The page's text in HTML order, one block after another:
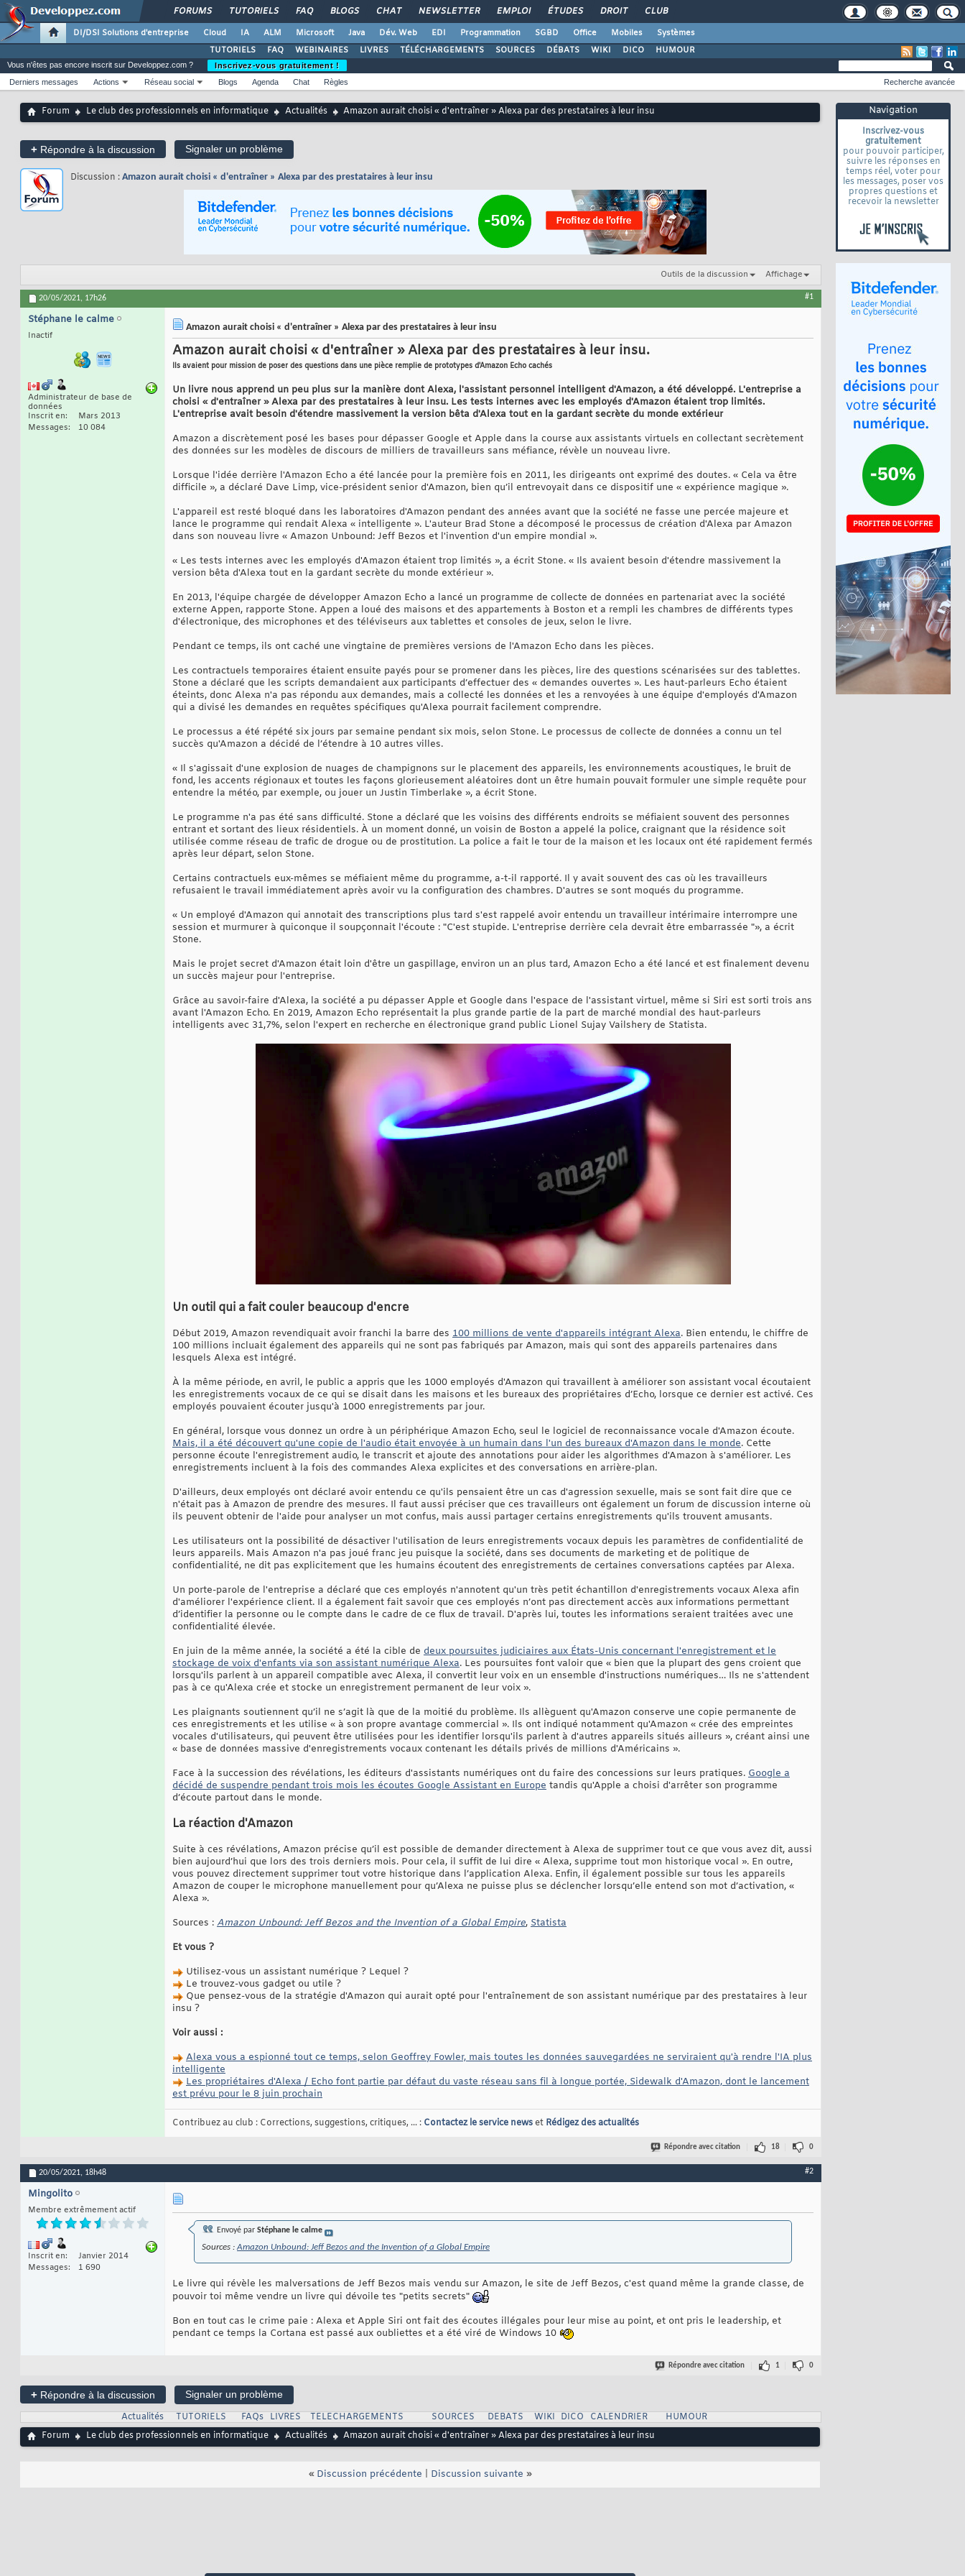
FORUMS TUTORIELS FAQ BLOGS CHAT NEWSLETTER EMPLOI ÉTUDES DROIT CLUB
DI/DSI Solutions d'entreprise Cloud IA ALM Microsoft Java Dév. Web EDI Programmation SGBD Office Mobiles
Systèmes
TUTORIELS
FAQ WEBINAIRES LIVRES TÉLÉCHARGEMENTS SOURCES DÉBATS WIKI DICO HUMOUR
Navigation
Inscrivez-vous
gratuitement
pour pouvoir participer,
suivre les réponses en
temps réel, voter pour
les messages, poser vos
propres questions et
recevoir la newsletter
Vous n'êtes pas encore inscrit sur Developpez.com ?
Inscrivez-vous gratuitement !
Derniers messages
Actions Réseau social Blogs Agenda Chat Règles Recherche avancée
Forum Le club des professionnels en informatique Actualités Amazon aurait choisi « d'entraîner » Alexa par des prestataires à leur insu
+ Répondre à la discussion Signaler un problème
Discussion : Amazon aurait choisi « d'entraîner » Alexa par des prestataires à leur insu
Outils de la discussion Affichage
20/05/2021, 17h26 #1
Stéphane le calme
Inactif
Administrateur de base de
données
Inscrit en
Mars 2013
Messages
10 084
Amazon aurait choisi « d'entraîner » Alexa par des prestataires à leur insu
Amazon aurait choisi « d'entraîner » Alexa par des prestataires à leur insu.
Ils avaient pour mission de poser des questions dans une pièce remplie de prototypes d'Amazon Echo cachés
Un livre nous apprend un peu plus sur la manière dont Alexa, l'assistant personnel intelligent d'Amazon, a été développé. L'entreprise a
choisi « d'entraîner » Alexa par des prestataires à leur insu. Les tests internes avec les employés d'Amazon étaient trop limités.
L'entreprise avait besoin d'étendre massivement la version bêta d'Alexa tout en la gardant secrète du monde extérieur
Amazon a discrètement posé les bases pour dépasser Google et Apple dans la course aux assistants virtuels en collectant secrètement
des données sur les modèles de discours de milliers de travailleurs sans méfiance, révèle un nouveau livre.
Lorsque l'idée derrière l'Amazon Echo a été lancée pour la première fois en 2011, les dirigeants ont exprimé des doutes. « Cela va être
difficile », a déclaré Dave Limp, vice-président senior d'Amazon, bien qu’il entrevoyait dans ce dispositif une « expérience magique ».
L'appareil est resté bloqué dans les laboratoires d'Amazon pendant des années avant que la société ne fasse une percée majeure et
lance le programme qui rendait Alexa « intelligente ». L'auteur Brad Stone a décomposé le processus de création d'Alexa par Amazon
dans son nouveau livre « Amazon Unbound: Jeff Bezos et l'invention d'un empire mondial ».
« Les tests internes avec les employés d'Amazon étaient trop limités », a écrit Stone. « Ils avaient besoin d'étendre massivement la
version bêta d'Alexa tout en la gardant secrète du monde extérieur ».
En 2013, l'équipe chargée de développer Amazon Echo a lancé un programme de collecte de données en partenariat avec la société
externe Appen, rapporte Stone. Appen a loué des maisons et des appartements à Boston et a rempli les chambres de différents types
d'électronique, des microphones et des téléviseurs aux tablettes et consoles de jeux, selon le livre.
Pendant ce temps, ils ont caché une vingtaine de premières versions de l'Amazon Echo dans les pièces.
Les contractuels temporaires étaient ensuite payés pour se promener dans les pièces, lire des questions scénarisées sur des tablettes.
Stone a déclaré que les scripts demandaient aux participants d’effectuer des « demandes ouvertes ». Les haut-parleurs Echo étaient
éteints, donc Alexa n'a pas répondu aux demandes, mais a collecté les données et les a renvoyées à une équipe d'employés d'Amazon
qui a divisé les demandes en requêtes spécifiques qu'Alexa pourrait facilement comprendre.
Le processus a été répété six jours par semaine pendant six mois, selon Stone. Le processus de collecte de données a connu un tel
succès qu'Amazon a décidé de l’étendre à 10 autres villes.
« Il s'agissait d'une explosion de nuages ​​de champignons sur le placement des appareils, les environnements acoustiques, le bruit de
fond, les accents régionaux et toutes les façons glorieusement aléatoires dont un être humain pouvait formuler une simple requête pour
entendre la météo, par exemple, ou jouer un Justin Timberlake », a écrit Stone.
Le programme n'a pas été sans difficulté. Stone a déclaré que les voisins des différents endroits se méfiaient souvent des personnes
entrant et sortant des lieux résidentiels. À un moment donné, un voisin de Boston a appelé la police, craignant que la résidence soit
utilisée comme réseau de trafic de drogue ou de prostitution. La police a fait le tour de la maison et les locaux ont été rapidement fermés
après leur départ, selon Stone.
Certains contractuels eux-mêmes se méfiaient même du programme, a-t-il rapporté. Il y avait souvent des cas où les travailleurs
refusaient le travail immédiatement après avoir vu la configuration des chambres. D'autres se sont moqués du programme.
« Un employé d'Amazon qui annotait des transcriptions plus tard s'est rappelé avoir entendu un travailleur intérimaire interrompre une
session et murmurer à quiconque il soupçonnait l'écoute : "C'est stupide. L'entreprise derrière cela devrait être embarrassée "», a écrit
Stone.
Mais le projet secret d'Amazon était loin d'être un gaspillage, environ un an plus tard, Amazon Echo a été lancé et est finalement devenu
un succès majeur pour l'entreprise.
Grâce au savoir-faire d'Alexa, la société a pu dépasser Apple et Google dans l'espace de l'assistant virtuel, même si Siri est sorti trois ans
avant l'Amazon Echo. En 2019, Amazon Echo représentait la plus grande partie de la part de marché mondial des haut-parleurs
intelligents avec 31,7%, selon l'expert en recherche en électronique grand public Lionel Sujay Vailshery de Statista.
Un outil qui a fait couler beaucoup d'encre
Début 2019, Amazon revendiquait avoir franchi la barre des 100 millions de vente d'appareils intégrant Alexa. Bien entendu, le chiffre de
100 millions incluait également des appareils qui ne sont pas fabriqués par Amazon, mais qui sont des appareils partenaires dans
lesquels Alexa est intégré.
À la même période, en avril, le public a appris que les 1000 employés d'Amazon qui travaillent à améliorer son assistant vocal écoutaient
les enregistrements vocaux de ce qui se disait dans les maisons et les bureaux des propriétaires d’Echo, lorsque ce dernier est activé. Ces
employés pouvaient écouter jusqu'à 1000 enregistrements par jour.
En général, lorsque vous donnez un ordre à un périphérique Amazon Echo, seul le logiciel de reconnaissance vocale d'Amazon écoute.
Mais, il a été découvert qu'une copie de l'audio était envoyée à un humain dans l'un des bureaux d'Amazon dans le monde. Cette
personne écoute l'enregistrement audio, le transcrit et ajoute des annotations pour aider les algorithmes d'Amazon à s'améliorer. Les
enregistrements incluent à la fois des commandes Alexa explicites et des conversations en arrière-plan.
D'ailleurs, deux employés ont déclaré avoir entendu ce qu'ils pensaient être un cas d'agression sexuelle, mais se sont fait dire que ce
n'était pas à Amazon de prendre des mesures. Il faut aussi préciser que ces travailleurs ont également un forum de discussion interne où
ils peuvent obtenir de l'aide pour analyser un mot confus, mais aussi partager certains enregistrements qu'ils trouvent amusants.
Les utilisateurs ont la possibilité de désactiver l'utilisation de leurs enregistrements vocaux depuis les paramètres de confidentialité de
leurs appareils. Mais Amazon n'a pas joué franc jeu puisque la société, dans ses documents de marketing et de politique de
confidentialité, ne dit pas explicitement que les humains écoutent des enregistrements de certaines conversations captées par Alexa.
Un porte-parole de l'entreprise a déclaré que ces employés n'annotent qu'un très petit échantillon d'enregistrements vocaux Alexa afin
d'améliorer l'expérience client. Il a également fait savoir que ces employés n’ont pas directement accès aux informations permettant
d’identifier la personne ou le compte dans le cadre de ce flux de travail. D'après lui, toutes les informations seraient traitées avec une
confidentialité élevée.
En juin de la même année, la société a été la cible de deux poursuites judiciaires aux États-Unis concernant l'enregistrement et le
stockage de voix d'enfants via son assistant numérique Alexa. Les poursuites font valoir que « bien que la plupart des gens croient que
lorsqu'ils parlent à un appareil compatible avec Alexa, il convertit leur voix en un ensemble d'instructions numériques… Ils ne s'attendent
pas à ce qu'Alexa crée et stocke un enregistrement permanent de leur voix ».
Les plaignants soutiennent qu’il ne s’agit là que de la moitié du problème. Ils allèguent qu'Amazon conserve une copie permanente de
ces enregistrements et les utilise « à son propre avantage commercial ». Ils ont indiqué notamment qu'Amazon « crée des empreintes
vocales d'utilisateurs, qui peuvent être utilisées pour les identifier lorsqu'ils parlent à d'autres appareils situés ailleurs », créant ainsi une
« base de données massive d'enregistrements vocaux contenant les détails privés de millions d'Américains ».
Face à la succession des révélations, les éditeurs d'assistants numériques ont du faire des concessions sur leurs pratiques. Google a
décidé de suspendre pendant trois mois les écoutes Google Assistant en Europe tandis qu'Apple a choisi d'arrêter son programme
d’écoute partout dans le monde.
La réaction d'Amazon
Suite à ces révélations, Amazon précise qu’il est possible de demander directement à Alexa de supprimer tout ce que vous avez dit, aussi
bien aujourd’hui que lors des trois derniers mois. Pour cela, il suffit de lui dire « Alexa, supprime tout mon historique vocal ». En outre,
vous pouvez directement supprimer tout votre historique dans l’application Alexa. Enfin, il également possible sur tous les appareils
Amazon de couper le microphone manuellement pour qu’Alexa ne puisse plus se déclencher lorsqu’elle entend son mot d’activation, «
Alexa ».
Sources : Amazon Unbound: Jeff Bezos and the Invention of a Global Empire, Statista
Et vous ?
Utilisez-vous un assistant numérique ? Lequel ?
Le trouvez-vous gadget ou utile ?
Que pensez-vous de la stratégie d'Amazon qui aurait opté pour l'entraînement de son assistant numérique par des prestataires à leur
insu ?
Voir aussi :
Alexa vous a espionné tout ce temps, selon Geoffrey Fowler, mais toutes les données sauvegardées ne serviraient qu'à rendre l'IA plus
intelligente
Les propriétaires d'Alexa / Echo font partie par défaut du vaste réseau sans fil à longue portée, Sidewalk d'Amazon, dont le lancement
est prévu pour le 8 juin prochain
Contribuez au club : Corrections, suggestions, critiques, ... : Contactez le service newset Rédigez des actualités
Répondre avec citation 18 0
20/05/2021, 18h48 #2
Mingolito
Membre extrêmement actif
Inscrit en
Janvier 2014
Messages
1 690
Envoyé par Stéphane le calme
Sources :Amazon Unbound: Jeff Bezos and the Invention of a Global Empire
Le livre qui révèle les malversations de Jeff Bezos mais vendu sur Amazon, le site de Jeff Bezos, c'est quand même la grande classe, de
pouvoir toi même vendre un livre qui dévoile tes "petits secrets"
Bon en tout cas le crime paie : Alexa et Apple Siri ont fait des écoutes illégales pour leur mise au point, et ont pris le leadership, et
pendant ce temps la Cortana est passé aux oubliettes et a été viré de Windows 10
Répondre avec citation 1 0
+ Répondre à la discussion
Signaler un problème
Actualités
TUTORIELS FAQs LIVRES TELECHARGEMENTS SOURCES DEBATS WIKI DICO CALENDRIER
HUMOUR
Forum
Le club des professionnels en informatique Actualités Amazon aurait choisi « d'entraîner » Alexa par des prestataires à leur insu
« Discussion précédente Discussion suivante »